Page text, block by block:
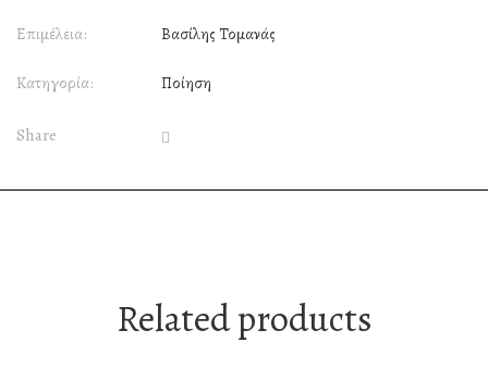
Επιμέλεια: Βασίλης Τομανάς
Κατηγορία: Ποίηση
Share
Related products